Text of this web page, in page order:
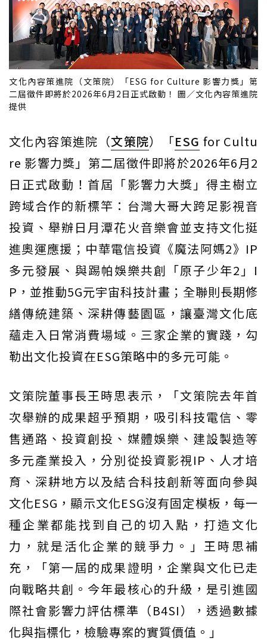
文化內容策進院（文策院）「ESG for Culture 影響力獎」第
二屆徵件即將於2026年6月2日正式啟動！ 圖／文化內容策進院
提供
文化內容策進院（文策院）「ESG for Cultu
re 影響力獎」第二屆徵件即將於2026年6月2
日正式啟動！首屆「影響力大獎」得主樹立
跨域合作的新標竿：台灣大哥大跨足影視音
投資、舉辦日月潭花火音樂會並支持文化挺
進奧運應援；中華電信投資《魔法阿媽2》IP
多元發展、與踢帕娛樂共創「原子少年2」I
P，並推動5G元宇宙科技計畫；全聯則長期修
繕傳統建築、深耕傳藝園區，讓臺灣文化底
蘊走入日常消費場域。三家企業的實踐，勾
勒出文化投資在ESG策略中的多元可能。
文策院董事長王時思表示，「文策院去年首
次舉辦的成果超乎預期，吸引科技電信、零
售通路、投資創投、媒體娛樂、建設製造等
多元產業投入，分別從投資影視IP、人才培
育、深耕地方以及結合科技創新等面向參與
文化ESG，顯示文化ESG沒有固定模板，每一
種企業都能找到自己的切入點，打造文化
力，就是活化企業的競爭力。」王時思補
充，「第一屆的成果證明，企業與文化已走
向戰略共創。今年最核心的升級，是引進國
際社會影響力評估標準（B4SI），透過數據
化與指標化，檢驗專案的實質價值。」